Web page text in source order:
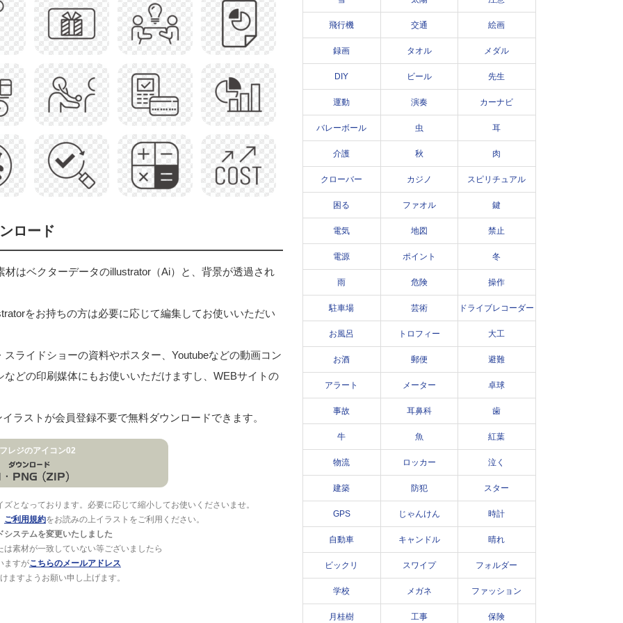
ロード
はベクターデータのillustrator（Ai）と、背景が透過され
をお持ちの方は必要に応じて編集してお使いいただい
ライドショーの資料やポスター、Youtubeなどの動画コン
どの印刷媒体にもお使いいただけますし、WEBサイトの
ラストが会員登録不要で無料ダウンロードできます。
レジのアイコン02
となっております。必要に応じて縮小してお使いくださいませ。
ご利用規約をお読みの上イラストをご利用ください。
ステムを変更いたしました
素材が一致していない等ございましたら
ますがこちらのメールアドレス
ますようお願い申し上げます。
飛行機 交通 絵画
録画 タオル メダル
DIY ビール 先生
運動 演奏 カーナビ
バレーボール 虫 耳
介護 秋 肉
クローバー カジノ スピリチュアル
困る ファオル 鍵
電気 地図 禁止
電源 ポイント 冬
雨 危険 操作
駐車場 芸術 ドライブレコーダー
お風呂 トロフィー 大工
お酒 郵便 避難
アラート メーター 卓球
事故 耳鼻科 歯
牛 魚 紅葉
物流 ロッカー 泣く
建築 防犯 スター
GPS じゃんけん 時計
自動車 キャンドル 晴れ
ビックリ スワイプ フォルダー
学校 メガネ ファッション
月桂樹 工事 保険